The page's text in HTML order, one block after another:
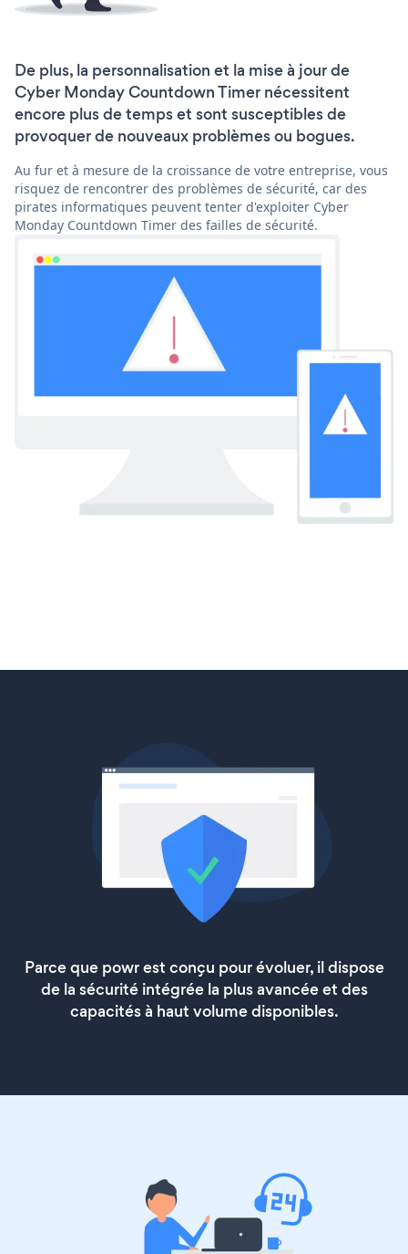
De plus, la personnalisation et la mise à jour de
Cyber Monday Countdown Timer nécessitent
encore plus de temps et sont susceptibles de
provoquer de nouveaux problèmes ou bogues.
Au fur et à mesure de la croissance de votre entreprise, vous
risquez de rencontrer des problèmes de sécurité, car des
pirates informatiques peuvent tenter d'exploiter Cyber
Monday Countdown Timer des failles de sécurité.
Parce que powr est conçu pour évoluer, il dispose
de la sécurité intégrée la plus avancée et des
capacités à haut volume disponibles.